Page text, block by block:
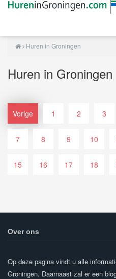
Huren in Groningen
Huren in Groningen
Vorige 1 2 3
7 8 9 10
15 16 17 18
Over ons
Op deze pagina vindt u alle
Groningen. Daarnaast zal er een